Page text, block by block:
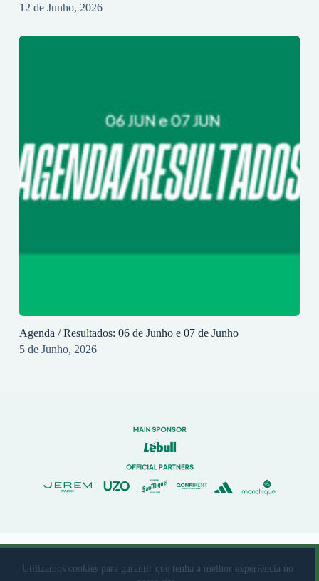
Utilizamos cookies para garantir que tenha a melhor experiência no
12 de Junho, 2026
Agenda / Resultados: 06 de Junho e 07 de Junho
5 de Junho, 2026
© 2023 Rio Ave Futebol Clube Desenvolvido porbrandit